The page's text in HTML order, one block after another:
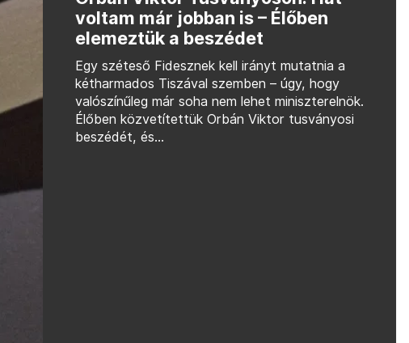
voltam már jobban is – Élőben
elemeztük a beszédet
Egy széteső Fidesznek kell irányt mutatnia a
kétharmados Tiszával szemben – úgy, hogy
valószínűleg már soha nem lehet miniszterelnök.
Élőben közvetítettük Orbán Viktor tusványosi
beszédét, és...